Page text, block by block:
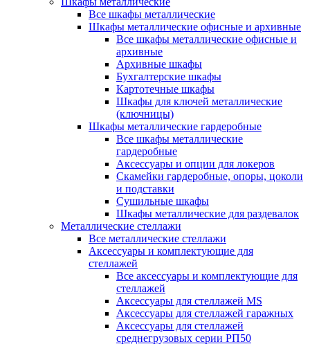
Все шкафы металлические
Шкафы металлические офисные и архивные
Все шкафы металлические офисные и
архивные
Архивные шкафы
Бухгалтерские шкафы
Картотечные шкафы
Шкафы для ключей металлические
(ключницы)
Шкафы металлические гардеробные
Все шкафы металлические
гардеробные
Аксессуары и опции для локеров
Скамейки гардеробные, опоры, цоколи
и подставки
Сушильные шкафы
Шкафы металлические для раздевалок
Металлические стеллажи
Все металлические стеллажи
Аксессуары и комплектующие для
стеллажей
Все аксессуары и комплектующие для
стеллажей
Аксессуары для стеллажей MS
Аксессуары для стеллажей гаражных
Аксессуары для стеллажей
среднегрузовых серии РП50